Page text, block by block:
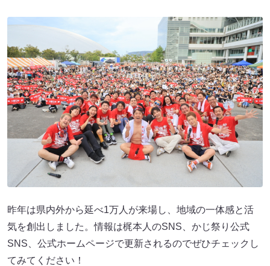
昨年は県内外から延べ1万人が来場し、地域の一体感と活
気を創出しました。情報は梶本人のSNS、かじ祭り公式
SNS、公式ホームページで更新されるのでぜひチェックし
てみてください！